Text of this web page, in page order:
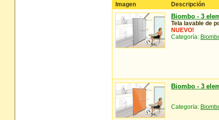
Imagen Descripción
Biombo - 3
Tela lavable de
NUEVO!
Categoría:
Biombo - 3
Categoría: